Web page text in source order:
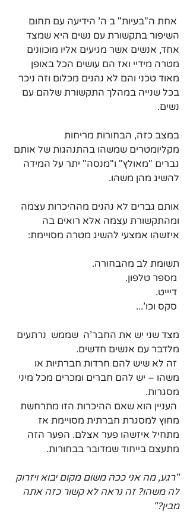
אחת ה"בעיות" ב ה' הידיעה עם תחום
השיפור בתקשורת עם נשים היא שמצד
אחד, אנשים אשר מגיעים אליו מוכוונים
מטרה מידיי ואז הם עושים הכל באופן
מאוד טכני והם לא נהנים מכלום וזה ניכר
בכל שנייה במהלך התקשורת שלהם עם
נשים.
במצב כזה, הבחורות מריחות
מקליומטרים שמשהו בהתנהגות של אותם
גברים "מאולץ" ו"מנסה" יתר על המידה
להשיג מהן משהו.
אותם גברים לא נהנים מההיכרות עצמה
ומהתקשורת עצמה אלא רואים בה
איזשהו אמצעי להשיג מטרה מסויימת:
תשומת לב מהבחורה.
מצד שני יש את החבר'ה  שממש  נרתעים
מלדבר עם אנשים חדשים.
זה לא שיש להם חרדות חברתיות או
משהו – יש להם חברים ומכרים מכל מיני
מסגרות.
העניין הוא שאם ההיכרות הזו מתרחשת
מחוץ למסגרת חברתית מסויימת אז
מתחיל איזשהו פער אצלם. הפער הזה
מתעצם בייחוד שמדובר בבחורות.
"רגע, מה אני ככה משום מקום יבוא ויזרוק
לה משהו? זה נראה לא קשור כזה אתה
מבין?"